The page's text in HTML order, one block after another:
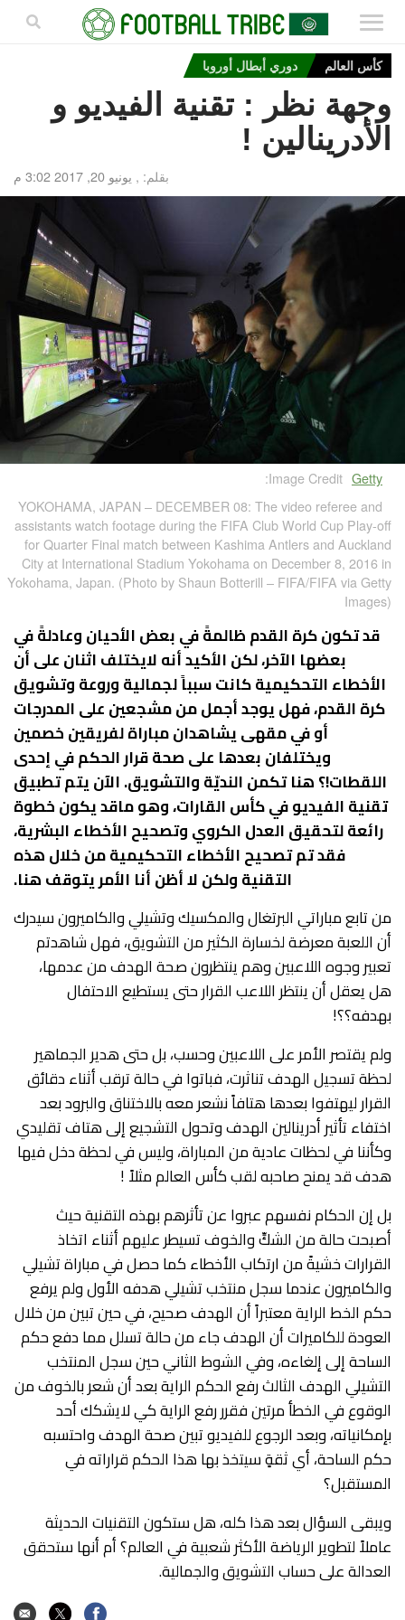
كأس العالم دوري أبطال أوروبا
وجهة نظر : تقنية الفيديو و
الأدرينالين !
بقلم: , يونيو 20, 2017 3:02 م
Image Credit: Getty
YOKOHAMA, JAPAN – DECEMBER 08: The video referee and
assistants watch footage during the FIFA Club World Cup Play-off
for Quarter Final match between Kashima Antlers and Auckland
City at International Stadium Yokohama on December 8, 2016 in
Yokohama, Japan. (Photo by Shaun Botterill – FIFA/FIFA via Getty
Images)
قد تكون كرة القدم ظالمةً في بعض الأحيان وعادلةً في
بعضها الآخر، لكن الأكيد أنه لايختلف اثنان على أن
الأخطاء التحكيمية كانت سبباً لجمالية وروعة وتشويق
كرة القدم، فهل يوجد أجمل من مشجعين على المدرجات
أو في مقهى يشاهدان مباراة لفريقين خصمين
ويختلفان بعدها على صحة قرار الحكم في إحدى
اللقطات!؟ هنا تكمن النديّة والتشويق. الآن يتم تطبيق
تقنية الفيديو في كأس القارات، وهو ماقد يكون خطوة
رائعة لتحقيق العدل الكروي وتصحيح الأخطاء البشرية،
فقد تم تصحيح الأخطاء التحكيمية من خلال هذه
التقنية ولكن لا أظن أنا الأمر يتوقف هنا.
من تابع مباراتي البرتغال والمكسيك وتشيلي والكاميرون سيدرك
أن اللعبة معرضة لخسارة الكثير من التشويق، فهل شاهدتم
تعبير وجوه اللاعبين وهم ينتظرون صحة الهدف من عدمها،
هل يعقل أن ينتظر اللاعب القرار حتى يستطيع الاحتفال
بهدفه؟؟!
ولم يقتصر الأمر على اللاعبين وحسب، بل حتى هدير الجماهير
لحظة تسجيل الهدف تناثرت، فباتوا في حالة ترقب أثناء دقائق
القرار ليهتفوا بعدها هتافاً نشعر معه بالاختناق والبرود بعد
اختفاء تأثير أدرينالين الهدف وتحول التشجيع إلى هتاف تقليدي
وكأننا في لحظات عادية من المباراة، وليس في لحظة دخل فيها
هدف قد يمنح صاحبه لقب كأس العالم مثلاً !
بل إن الحكام نفسهم عبروا عن تأثرهم بهذه التقنية حيث
أصبحت حالة من الشكِّ والخوف تسيطر عليهم أثناء اتخاذ
القرارات خشيةً من ارتكاب الأخطاء كما حصل في مباراة تشيلي
والكاميرون عندما سجل منتخب تشيلي هدفه الأول ولم يرفع
حكم الخط الراية معتبراً أن الهدف صحيح، في حين تبين من خلال
العودة للكاميرات أن الهدف جاء من حالة تسلل مما دفع حكم
الساحة إلى إلغاءه، وفي الشوط الثاني حين سجل المنتخب
التشيلي الهدف الثالث رفع الحكم الراية بعد أن شعر بالخوف من
الوقوع في الخطأ مرتين فقرر رفع الراية كي لايشكك أحد
بإمكانياته، وبعد الرجوع للفيديو تبين صحة الهدف واحتسبه
حكم الساحة، أي ثقةٍ سيتخذ بها هذا الحكم قراراته في
المستقبل؟
ويبقى السؤال بعد هذا كله، هل ستكون التقنيات الحديثة
عاملاً لتطوير الرياضة الأكثر شعبية في العالم؟ أم أنها ستحقق
العدالة على حساب التشويق والجمالية.